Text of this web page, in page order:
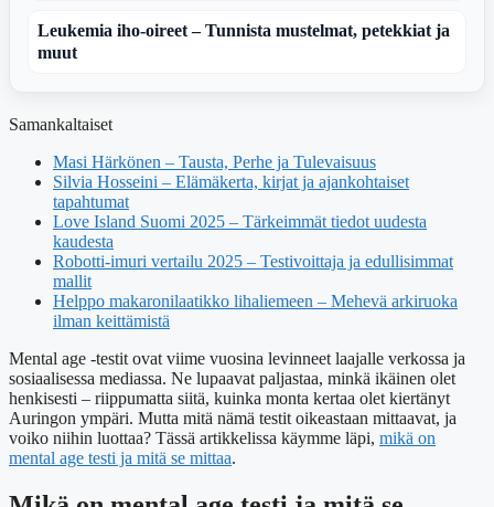
Leukemia iho-oireet – Tunnista mustelmat, petekkiat ja
muut
Samankaltaiset
Masi Härkönen – Tausta, Perhe ja Tulevaisuus
Silvia Hosseini – Elämäkerta, kirjat ja ajankohtaiset
tapahtumat
Love Island Suomi 2025 – Tärkeimmät tiedot uudesta
kaudesta
Robotti-imuri vertailu 2025 – Testivoittaja ja edullisimmat
mallit
Helppo makaronilaatikko lihaliemeen – Mehevä arkiruoka
ilman keittämistä
Mental age -testit ovat viime vuosina levinneet laajalle verkossa ja
sosiaalisessa mediassa. Ne lupaavat paljastaa, minkä ikäinen olet
henkisesti – riippumatta siitä, kuinka monta kertaa olet kiertänyt
Auringon ympäri. Mutta mitä nämä testit oikeastaan mittaavat, ja
voiko niihin luottaa? Tässä artikkelissa käymme läpi, mikä on
mental age testi ja mitä se mittaa.